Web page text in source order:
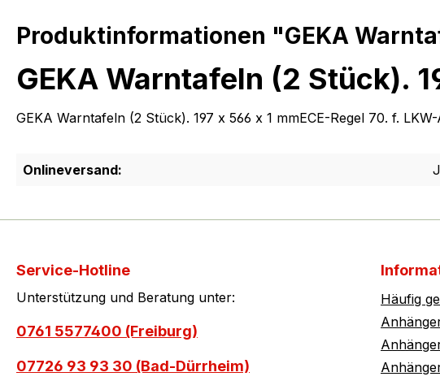
Produktinformationen "GEKA
GEKA Warntafeln (2 Stück).
GEKA Warntafeln (2 Stück). 197 x 566 x 1 mmECE-Regel 70. f.
Onlineversand:
Service-Hotline
Unterstützung und Beratung unter:
0761 5577400 (Freiburg)
07726 93 93 30 (Bad-Dürrheim)
Häufig